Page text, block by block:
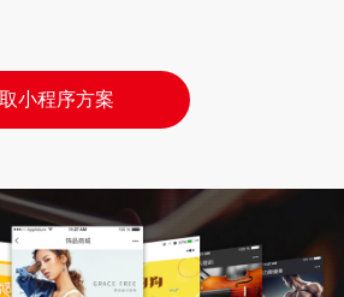
小程序方案